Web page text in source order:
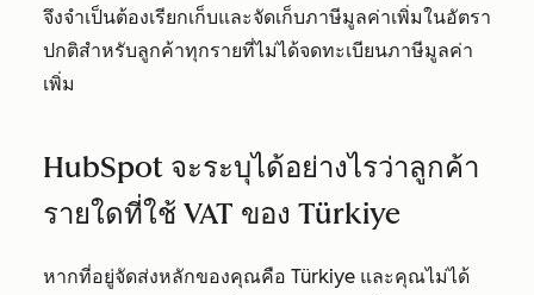
จึงจำเป็นต้องเรียกเก็บและจัดเก็บภาษีมูลค่าเพิ่มในอัตรา
ปกติสำหรับลูกค้าทุกรายที่ไม่ได้จดทะเบียนภาษีมูลค่า
เพิ่ม
HubSpot จะระบุได้อย่างไรว่าลูกค้า
รายใดที่ใช้ VAT ของ Türkiye
หากที่อยู่จัดส่งหลักของคุณคือ Türkiye และคุณไม่ได้